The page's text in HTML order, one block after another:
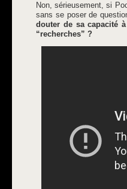
Non, sérieusement, si
sans se poser de
douter de sa capacité
“recherches” ?